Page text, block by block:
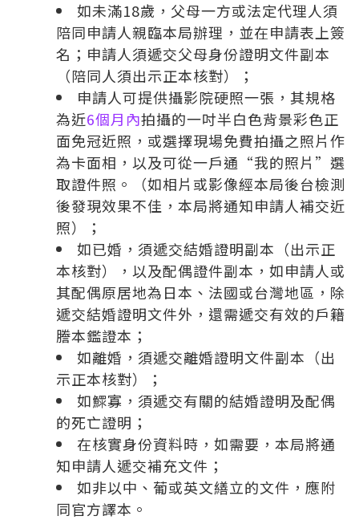
如未滿18歲，父母一方或法定代理人須
陪同申請人親臨本局辦理，並在申請表上簽
名；申請人須遞交父母身份證明文件副本
（陪同人須出示正本核對）；
申請人可提供攝影院硬照一張，其規格
為近6個月內拍攝的一吋半白色背景彩色正
面免冠近照，或選擇現場免費拍攝之照片作
為卡面相，以及可從一戶通“我的照片”選
取證件照。（如相片或影像經本局後台檢測
後發現效果不佳，本局將通知申請人補交近
照）；
如已婚，須遞交結婚證明副本（出示正
本核對），以及配偶證件副本，如申請人或
其配偶原居地為日本、法國或台灣地區，除
遞交結婚證明文件外，還需遞交有效的戶籍
謄本鑑證本；
如離婚，須遞交離婚證明文件副本（出
示正本核對）；
如鰥寡，須遞交有關的結婚證明及配偶
的死亡證明；
在核實身份資料時，如需要，本局將通
知申請人遞交補充文件；
如非以中、葡或英文繕立的文件，應附
同官方譯本。